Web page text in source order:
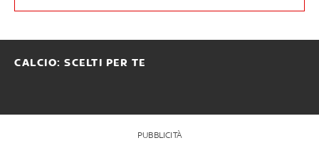
CALCIO: SCELTI PER TE
PUBBLICITÀ